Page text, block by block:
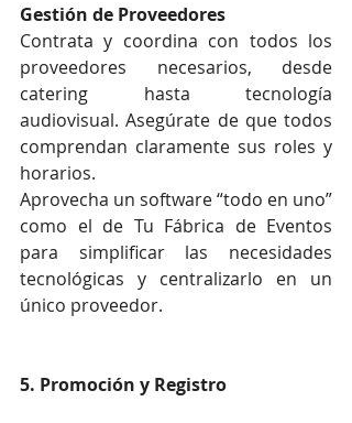
Gestión de Proveedores
Contrata y coordina con todos los
proveedores necesarios, desde
catering hasta tecnología
audiovisual. Asegúrate de que todos
comprendan claramente sus roles y
horarios.
Aprovecha un software “todo en uno”
como el de Tu Fábrica de Eventos
para simplificar las necesidades
tecnológicas y centralizarlo en un
único proveedor.
5. Promoción y Registro